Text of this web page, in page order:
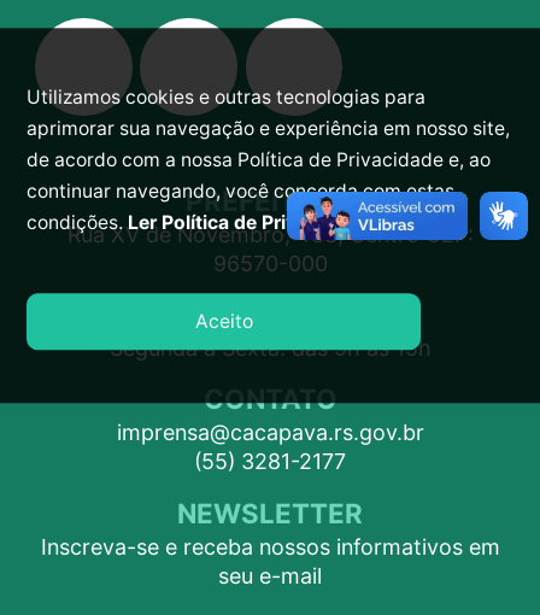
PREFEITURA
Rua XV de Novembro, 438, Centro CEP:
96570-000
ATENDIMENTO
Segunda a Sexta: das 9h às 15h
CONTATO
imprensa@cacapava.rs.gov.br
(55) 3281-2177
NEWSLETTER
Inscreva-se e receba nossos informativos em
seu e-mail
Utilizamos cookies e outras tecnologias para
aprimorar sua navegação e experiência em nosso site,
de acordo com a nossa Política de Privacidade e, ao
continuar navegando, você concorda com estas
condições.Ler Política de Privacidade.
Aceito